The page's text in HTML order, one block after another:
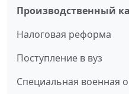
Производственный
Налоговая реформа
Поступление в вуз
Специальная военная